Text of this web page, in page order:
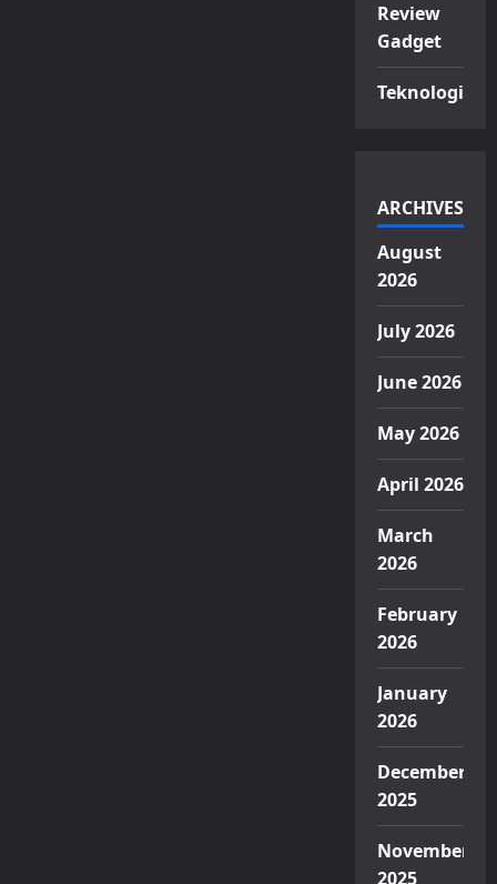
Review
Gadget
Teknologi
ARCHIVES
August
2026
July 2026
June 2026
May 2026
April 2026
March
2026
February
2026
January
2026
December
2025
November
2025